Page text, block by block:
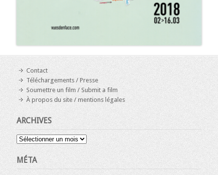
Contact
Téléchargements / Presse
Soumettre un film / Submit a film
À propos du site / mentions légales
ARCHIVES
Archives
MÉTA